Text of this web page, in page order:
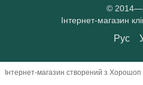
©
Інтернет-магазин
Рус
Інтернет-магазин створений з Хорошоп